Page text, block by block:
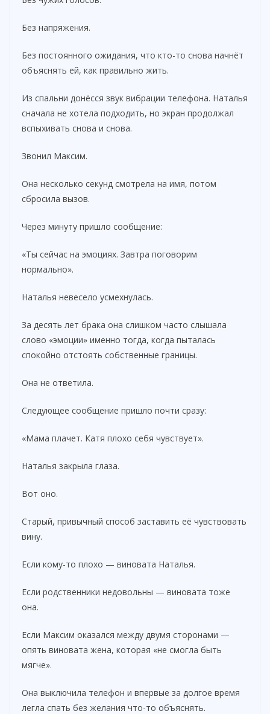
Без напряжения.
Без постоянного ожидания, что кто-то снова начнёт
объяснять ей, как правильно жить.
Из спальни донёсся звук вибрации телефона. Наталья
сначала не хотела подходить, но экран продолжал
вспыхивать снова и снова.
Звонил Максим.
Она несколько секунд смотрела на имя, потом
сбросила вызов.
Через минуту пришло сообщение:
«Ты сейчас на эмоциях. Завтра поговорим
нормально».
Наталья невесело усмехнулась.
За десять лет брака она слишком часто слышала
слово «эмоции» именно тогда, когда пыталась
спокойно отстоять собственные границы.
Она не ответила.
Следующее сообщение пришло почти сразу:
«Мама плачет. Катя плохо себя чувствует».
Наталья закрыла глаза.
Вот оно.
Старый, привычный способ заставить её чувствовать
вину.
Если кому-то плохо — виновата Наталья.
Если родственники недовольны — виновата тоже
она.
Если Максим оказался между двумя сторонами —
опять виновата жена, которая «не смогла быть
мягче».
Она выключила телефон и впервые за долгое время
легла спать без желания что-то объяснять.